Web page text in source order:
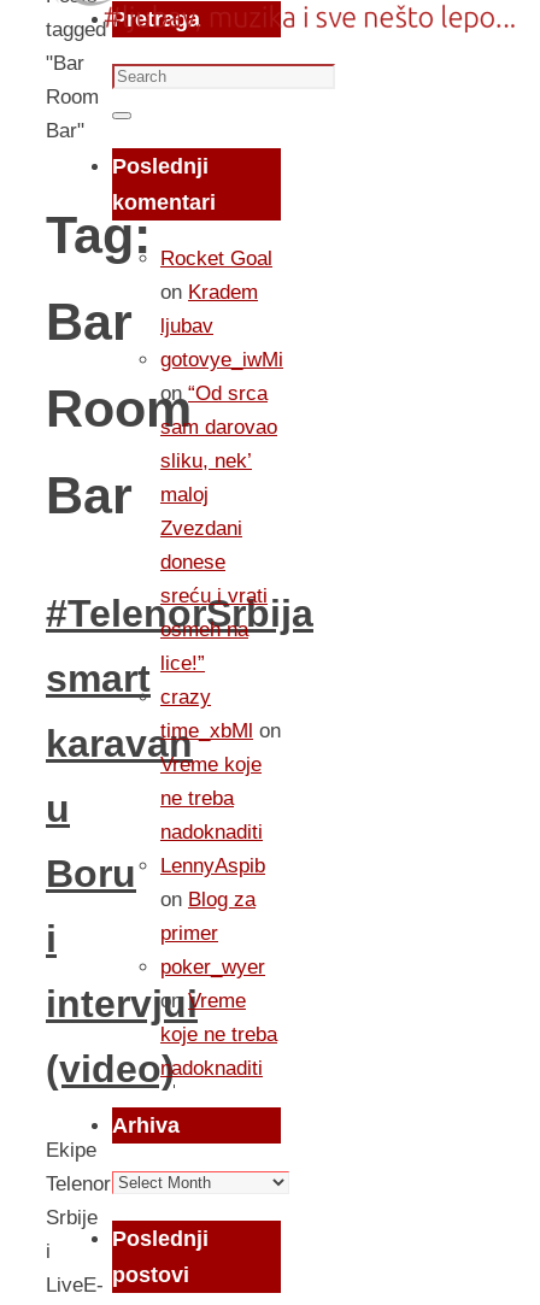
tagged
"Bar
Room
Bar"
Tag:
Bar
Room
Bar
#TelenorSrbija
smart
karavan
u
Boru
i
intervjui
(video)
Ekipe
Telenor
Srbije
i
LiveE-
Pretraga
Search
for:
Search
Poslednji
komentari
Rocket Goal
on Kradem
ljubav
gotovye_iwMi
on“Od srca
sam darovao
sliku, nek’
maloj
Zvezdani
donese
sreću i vrati
osmeh na
lice!”
crazy
time_xbMl on
Vreme koje
ne treba
nadoknaditi
LennyAspib
on Blog za
primer
poker_wyer
onVreme
koje ne treba
nadoknaditi
Arhiva
Arhiva
Poslednji
postovi